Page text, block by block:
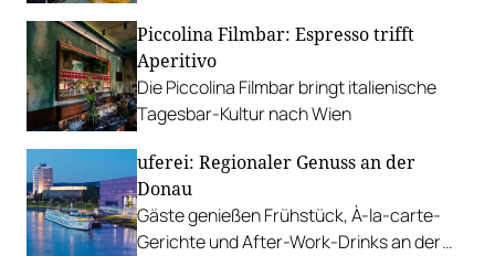
Piccolina Filmbar: Espresso trifft
Aperitivo
Die Piccolina Filmbar bringt italienische
Tagesbar-Kultur nach Wien
uferei: Regionaler Genuss an der
Donau
Gäste genießen Frühstück, À-la-carte-
Gerichte und After-Work-Drinks an der